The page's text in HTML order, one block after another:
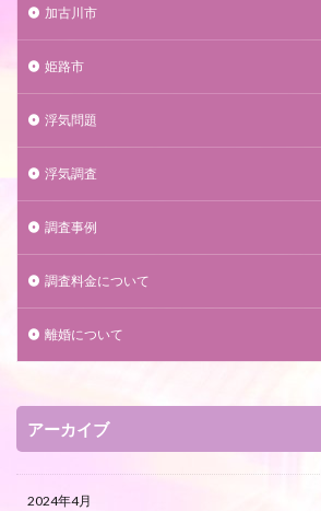
加古川市
姫路市
浮気問題
浮気調査
調査事例
調査料金について
離婚について
アーカイブ
2024年4月